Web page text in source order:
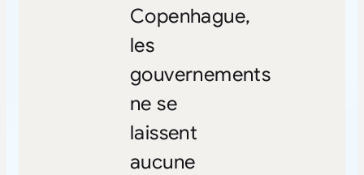
Copenhague,
les
gouvernements
ne se
laissent
aucune